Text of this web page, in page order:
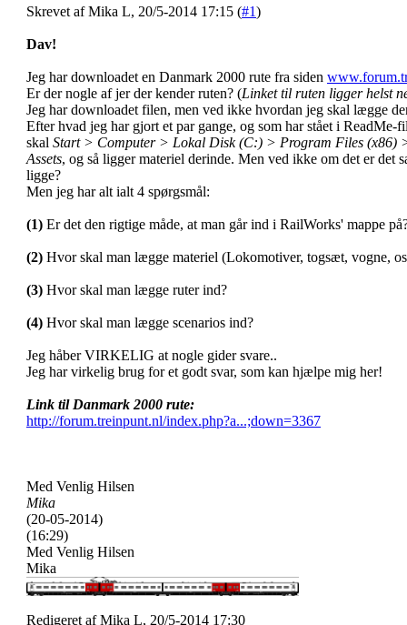
Skrevet af Mika L, 20/5-2014 17:15 (#1)
Dav!
Jeg har downloadet en Danmark 2000 rute fra siden
Er der nogle af jer der kender ruten? (Linket til ruten ligger helst
Jeg har downloadet filen, men ved ikke hvordan jeg skal lægge
Efter hvad jeg har gjort et par gange, og som har stået i ReadMe-
skal Start > Computer > Lokal Disk (C:) > Program Files (x86)
Assets, og så ligger materiel derinde. Men ved ikke om det er det
ligge?
Men jeg har alt ialt 4 spørgsmål:
(1) Er det den rigtige måde, at man går ind i RailWorks' mappe
(2) Hvor skal man lægge materiel (Lokomotiver, togsæt, vogne,
(3) Hvor skal man lægge ruter ind?
(4) Hvor skal man lægge scenarios ind?
Jeg håber VIRKELIG at nogle gider svare..
Jeg har virkelig brug for et godt svar, som kan hjælpe mig her!
Link til Danmark 2000 rute:
http://forum.treinpunt.nl/index.php?a...;down=3367
Med Venlig Hilsen
Mika
(20-05-2014)
(16:29)
Med Venlig Hilsen
Mika
Redigeret af Mika L, 20/5-2014 17:30